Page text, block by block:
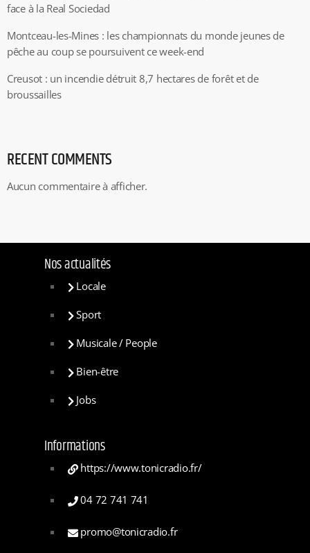
face à la Real Sociedad
Montceau-les-Mines : les championnats du monde jeunes de
pêche au coup se poursuivent ce week-end
Creusot : un incendie détruit 8,7 hectares de forêt et de
broussailles
RECENT COMMENTS
Aucun commentaire à afficher.
Nos actualités
Locale
Sport
Musicale / People
Bien-être
Jobs
Informations
https://www.tonicradio.fr/
04 72 741 741
promo@tonicradio.fr